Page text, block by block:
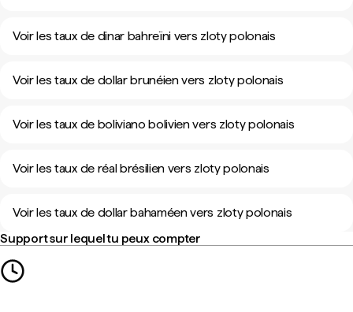
Voir les taux de dinar bahreïni vers zloty polonais
Voir les taux de dollar brunéien vers zloty polonais
Voir les taux de boliviano bolivien vers zloty polonais
Voir les taux de réal brésilien vers zloty polonais
Voir les taux de dollar bahaméen vers zloty polonais
Support sur lequel tu peux compter